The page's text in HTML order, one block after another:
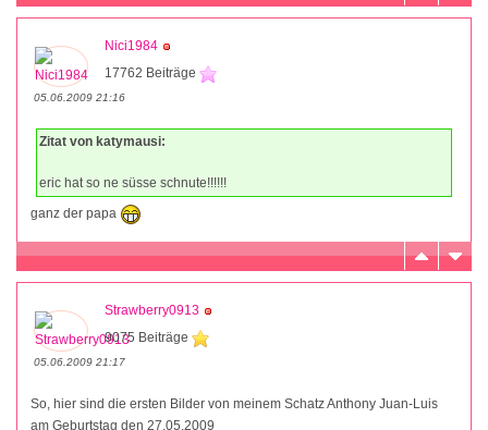
Nici1984
17762 Beiträge
05.06.2009 21:16
Zitat von katymausi:
eric hat so ne süsse schnute!!!!!!
ganz der papa
Strawberry0913
9075 Beiträge
05.06.2009 21:17
So, hier sind die ersten Bilder von meinem Schatz Anthony Juan-Luis
am Geburtstag den 27.05.2009